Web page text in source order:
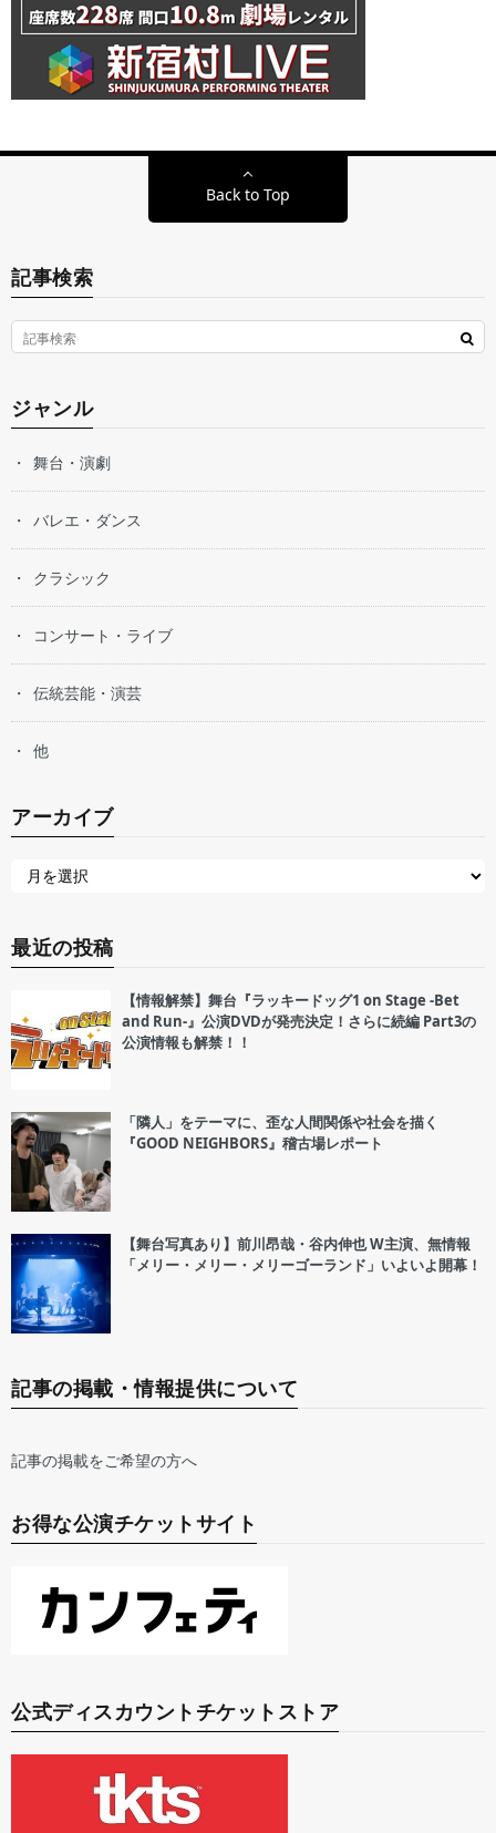
Back to Top
記事検索
ジャンル
舞台・演劇
バレエ・ダンス
クラシック
コンサート・ライブ
伝統芸能・演芸
他
アーカイブ
最近の投稿
【情報解禁】舞台『ラッキードッグ1 on Stage -Bet
and Run-』公演DVDが発売決定！さらに続編 Part3の
公演情報も解禁！！
「隣人」をテーマに、歪な人間関係や社会を描く
『GOOD NEIGHBORS』稽古場レポート
【舞台写真あり】前川昂哉・谷内伸也 W主演、無情報
「メリー・メリー・メリーゴーランド」いよいよ開幕！
記事の掲載・情報提供について
記事の掲載をご希望の方へ
お得な公演チケットサイト
公式ディスカウントチケットストア